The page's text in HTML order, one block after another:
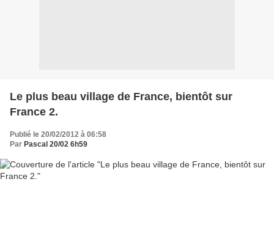
Le plus beau village de France, bientôt sur
France 2.
Publié le 20/02/2012 à 06:58
Par Pascal 20/02 6h59